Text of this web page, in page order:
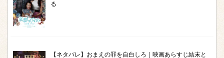
る
【ネタバレ】おまえの罪を自白しろ｜映画あらすじ結末と